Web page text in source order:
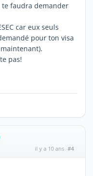
faudra demander
car eux seuls
pour ton visa
pas!
il y a 10 ans #4